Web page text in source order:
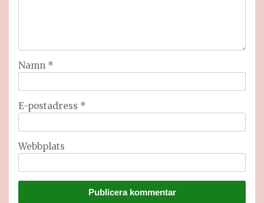
Namn *
E-postadress *
Webbplats